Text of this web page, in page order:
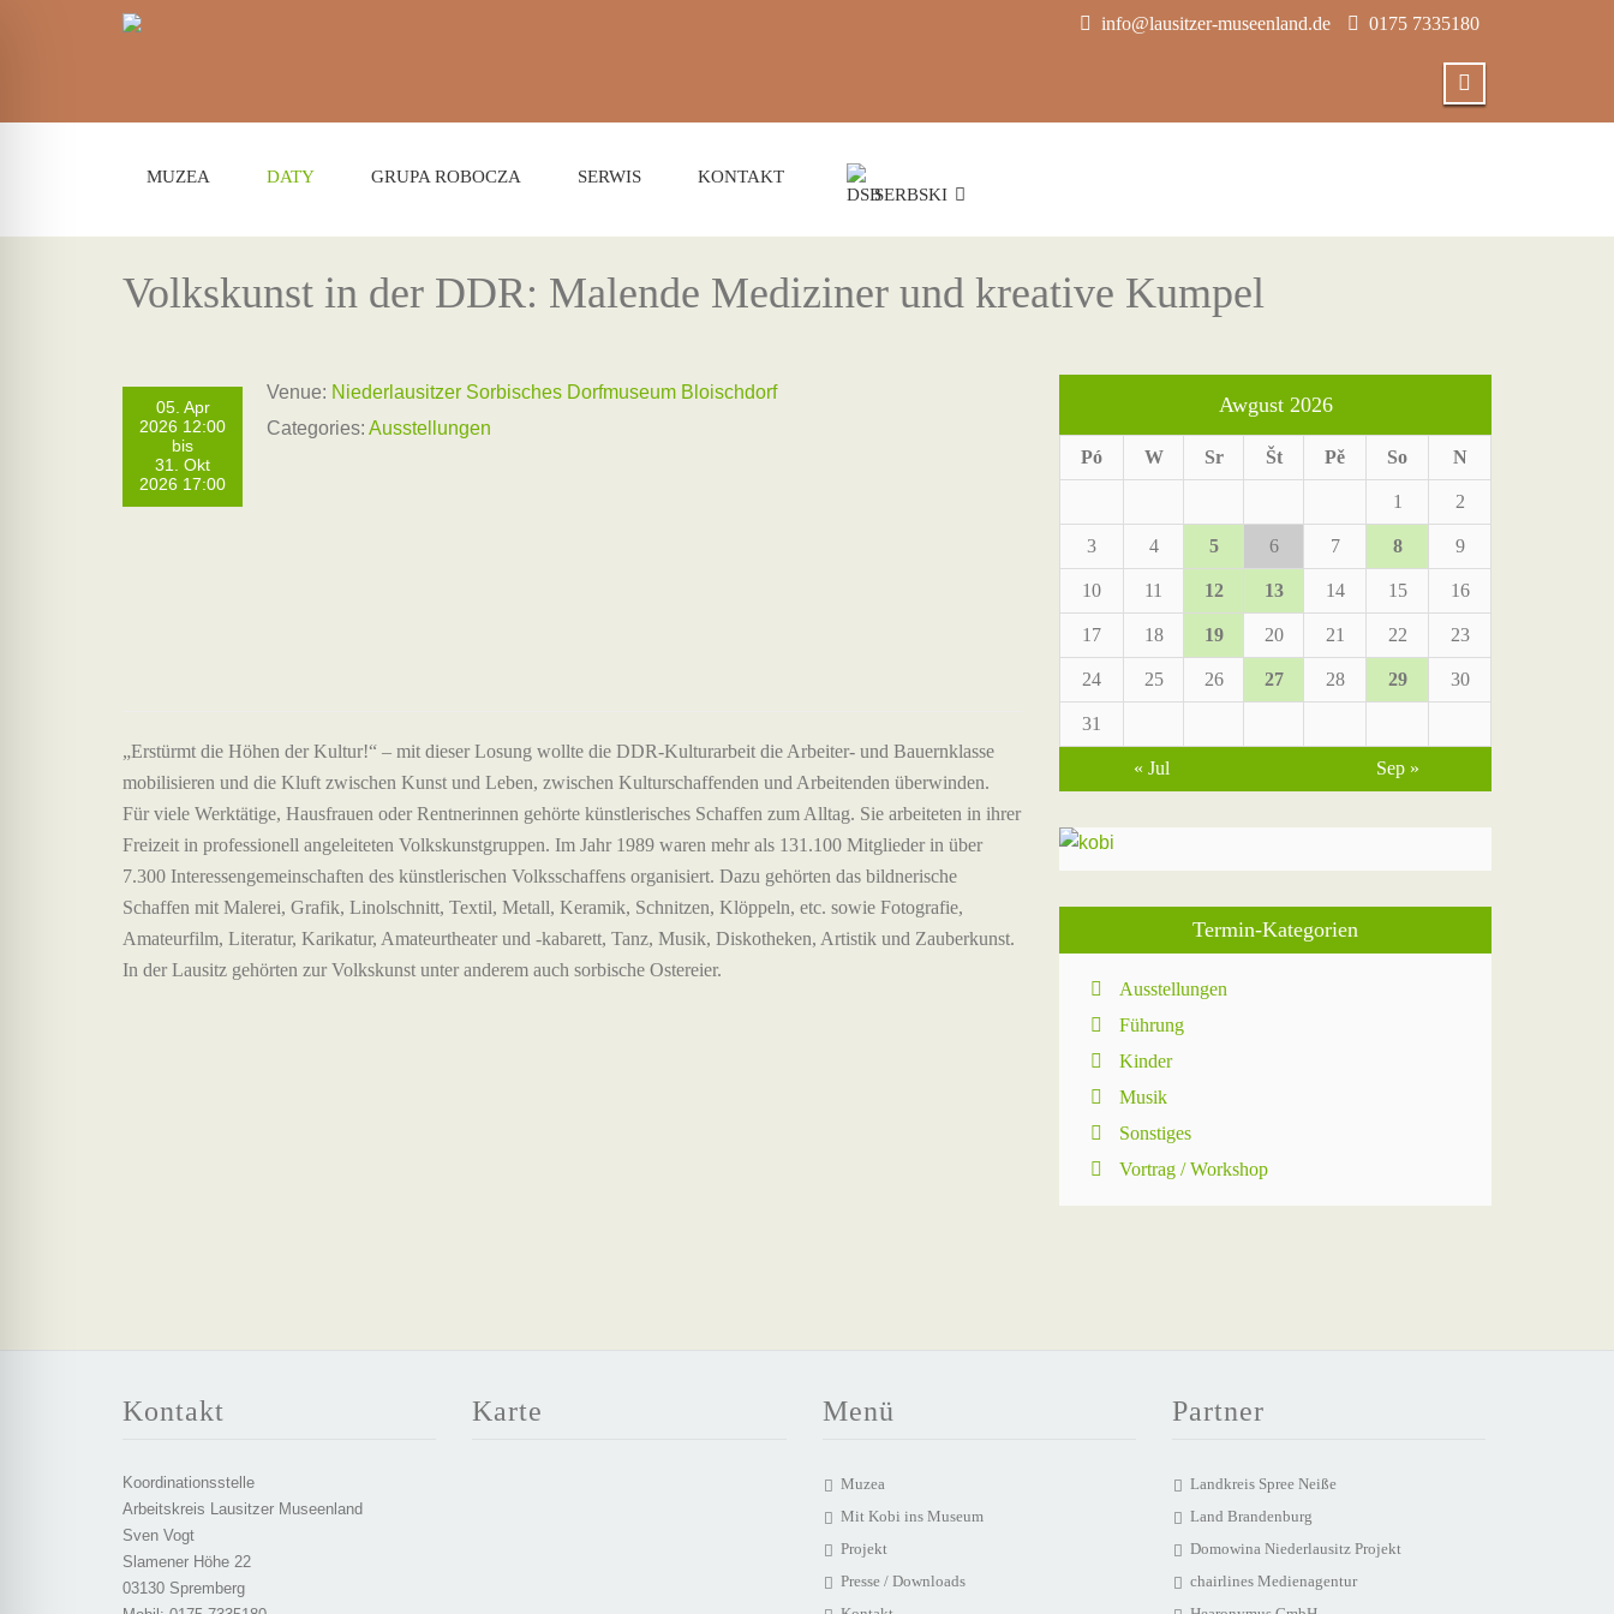
info@lausitzer-museenland.de 0175 7335180
MUZEA DATY GRUPA ROBOCZA SERWIS
KONTAKT
SERBSKI
Volkskunst in der DDR: Malende Mediziner und kreative Kumpel
05. Apr
2026 12:00
bis
31. Okt
2026 17:00
Venue: Niederlausitzer Sorbisches Dorfmuseum Bloischdorf
Categories: Ausstellungen
„Erstürmt die Höhen der Kultur!“ – mit dieser Losung wollte die DDR-Kulturarbeit die Arbeiter- und Bauernklasse
mobilisieren und die Kluft zwischen Kunst und Leben, zwischen Kulturschaffenden und Arbeitenden überwinden.
Für viele Werktätige, Hausfrauen oder Rentnerinnen gehörte künstlerisches Schaffen zum Alltag. Sie arbeiteten in ihrer
Freizeit in professionell angeleiteten Volkskunstgruppen. Im Jahr 1989 waren mehr als 131.100 Mitglieder in über
7.300 Interessengemeinschaften des künstlerischen Volksschaffens organisiert. Dazu gehörten das bildnerische
Schaffen mit Malerei, Grafik, Linolschnitt, Textil, Metall, Keramik, Schnitzen, Klöppeln, etc. sowie Fotografie,
Amateurfilm, Literatur, Karikatur, Amateurtheater und -kabarett, Tanz, Musik, Diskotheken, Artistik und Zauberkunst.
In der Lausitz gehörten zur Volkskunst unter anderem auch sorbische Ostereier.
Awgust 2026
Pó W Sr Št Pě So N
1 2
3 4 5 6 7 8 9
10 11 12 13 14 15 16
17 18 19 20 21 22 23
24 25 26 27 28 29 30
31
« Jul Sep »
Termin-Kategorien
Ausstellungen
Führung
Kinder
Musik
Sonstiges
Vortrag / Workshop
Kontakt
Koordinationsstelle
Arbeitskreis Lausitzer Museenland
Sven Vogt
Slamener Höhe 22
03130 Spremberg
Karte Menü
Muzea
Mit Kobi ins Museum
Projekt
Presse / Downloads
Partner
Landkreis Spree Neiße
Land Brandenburg
Domowina Niederlausitz Projekt
chairlines Medienagentur